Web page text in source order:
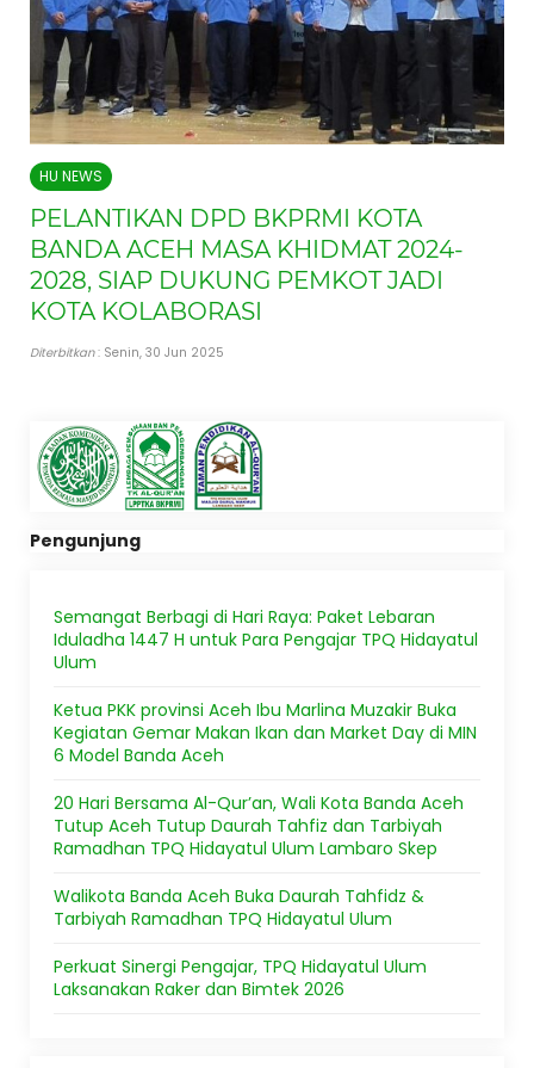
HU NEWS
PELANTIKAN DPD BKPRMI KOTA
BANDA ACEH MASA KHIDMAT 2024-
2028, SIAP DUKUNG PEMKOT JADI
KOTA KOLABORASI
Diterbitkan: Senin, 30 Jun 2025
Pengunjung
Semangat Berbagi di Hari Raya: Paket Lebaran
Iduladha 1447 H untuk Para Pengajar TPQ Hidayatul
Ulum
Ketua PKK provinsi Aceh Ibu Marlina Muzakir Buka
Kegiatan Gemar Makan Ikan dan Market Day di MIN
6 Model Banda Aceh
20 Hari Bersama Al-Qur’an, Wali Kota Banda Aceh
Tutup Aceh Tutup Daurah Tahfiz dan Tarbiyah
Ramadhan TPQ Hidayatul Ulum Lambaro Skep
Walikota Banda Aceh Buka Daurah Tahfidz &
Tarbiyah Ramadhan TPQ Hidayatul Ulum
Perkuat Sinergi Pengajar, TPQ Hidayatul Ulum
Laksanakan Raker dan Bimtek 2026